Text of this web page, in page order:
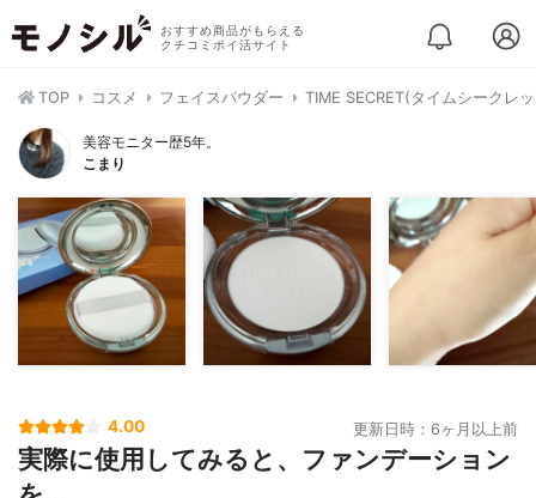
おすすめ商品がもらえる
クチコミポイ活サイト
TOP コスメ フェイスパウダー TIME SECRET(タイムシークレ
美容モニター歴5年。
こまり
4.00 更新日時：6ヶ月以上前
実際に使用してみると、ファンデーション